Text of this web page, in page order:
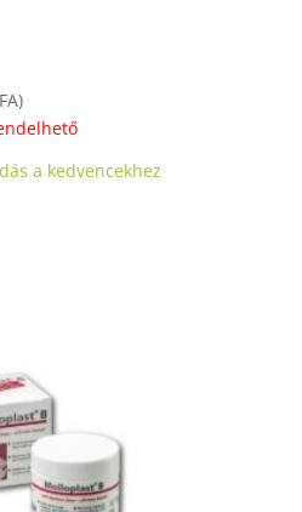
a kedvencekhez